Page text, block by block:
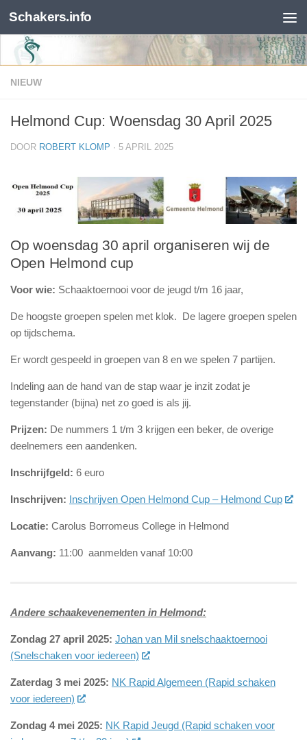
Skip to content
Schakers.info
NIEUW
Helmond Cup: Woensdag 30 April 2025
DOOR ROBERT KLOMP · 5 APRIL 2025
Op woensdag 30 april organiseren wij de
Open Helmond cup
Voor wie: Schaaktoernooi voor de jeugd t/m 16 jaar,
De hoogste groepen spelen met klok. De lagere groepen spelen
op tijdschema.
Er wordt gespeeld in groepen van 8 en we spelen 7 partijen.
Indeling aan de hand van de stap waar je inzit zodat je
tegenstander (bijna) net zo goed is als jij.
Prijzen: De nummers 1 t/m 3 krijgen een beker, de overige
deelnemers een aandenken.
Inschrijfgeld: 6 euro
Inschrijven: Inschrijven Open Helmond Cup – Helmond Cup
Locatie: Carolus Borromeus College in Helmond
Aanvang: 11:00 aanmelden vanaf 10:00
Andere schaakevenementen in Helmond:
Zondag 27 april 2025: Johan van Mil snelschaaktoernooi
(Snelschaken voor iedereen)
Zaterdag 3 mei 2025: NK Rapid Algemeen (Rapid schaken
voor iedereen)
Zondag 4 mei 2025: NK Rapid Jeugd (Rapid schaken voor